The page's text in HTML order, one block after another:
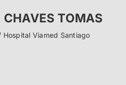
CHAVES TOMAS
Hospital Viamed Santiago